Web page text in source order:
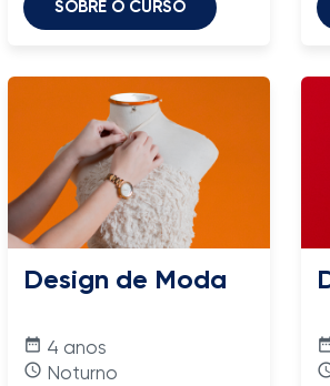
SOBRE O CURSO
Design de Moda
date_range 4 anos
access_time Noturno